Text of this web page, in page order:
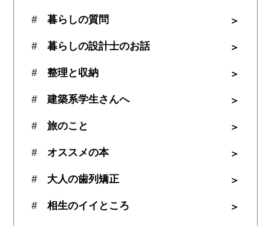
暮らしの質問
暮らしの設計士のお話
整理と収納
建築系学生さんへ
旅のこと
オススメの本
大人の歯列矯正
相生のイイところ